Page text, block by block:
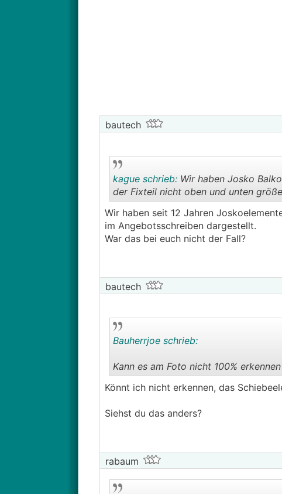
bautech
kague schrieb:Wir haben Josko
der Fixteil nicht oben und unten
Wir haben seit 12 Jahren
im Angebotsschreiben dargestellt.
War das bei euch nicht der Fall?
bautech
Bauherrjoe schrieb:
Kann es am Foto nicht 100%
Könnt ich nicht erkennen, das
Siehst du das anders?
rabaum